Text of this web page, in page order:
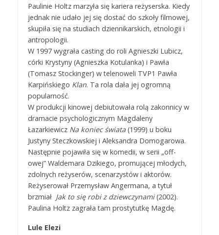
Paulinie Holtz marzyła się kariera reżyserska. Kiedy
jednak nie udało jej się dostać do szkoły filmowej,
skupiła się na studiach dziennikarskich, etnologii i
antropologii.
W 1997 wygrała casting do roli Agnieszki Lubicz,
córki Krystyny (Agnieszka Kotulanka) i Pawła
(Tomasz Stockinger) w telenoweli TVP1 Pawła
Karpińskiego Klan. Ta rola dała jej ogromną
popularność.
W produkcji kinowej debiutowała rolą zakonnicy w
dramacie psychologicznym Magdaleny
Łazarkiewicz Na koniec świata(1999) u boku
Justyny Steczkowskiej i Aleksandra Domogarowa.
Następnie pojawiła się w komedii, w serii „off-
owej” Waldemara Dzikiego, promującej młodych,
zdolnych reżyserów, scenarzystów i aktorów.
Reżyserował Przemysław Angermana, a tytuł
brzmiał Jak to się robi z dziewczynami(2002).
Paulina Holtz zagrała tam prostytutkę Magdę.
Lule Elezi